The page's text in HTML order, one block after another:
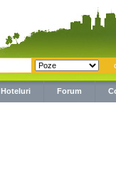
Hoteluri Forum